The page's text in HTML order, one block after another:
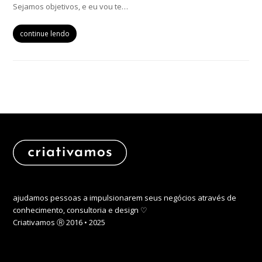
Sejamos objetivos, e eu vou te…
continue lendo
ajudamos pessoas a impulsionarem seus negócios através de
conhecimento, consultoria e design ♡
Criativamos Ⓡ 2016 • 2025